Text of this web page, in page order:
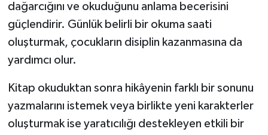
dağarcığını ve okuduğunu anlama becerisini
güçlendirir. Günlük belirli bir okuma saati
oluşturmak, çocukların disiplin kazanmasına da
yardımcı olur.
Kitap okuduktan sonra hikâyenin farklı bir sonunu
yazmalarını istemek veya birlikte yeni karakterler
oluşturmak ise yaratıcılığı destekleyen etkili bir